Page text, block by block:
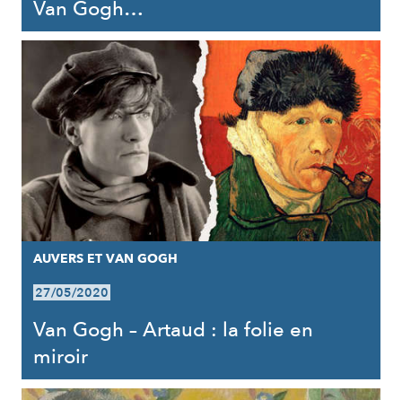
Van Gogh…
AUVERS ET VAN GOGH
27/05/2020
Van Gogh – Artaud : la folie en
miroir